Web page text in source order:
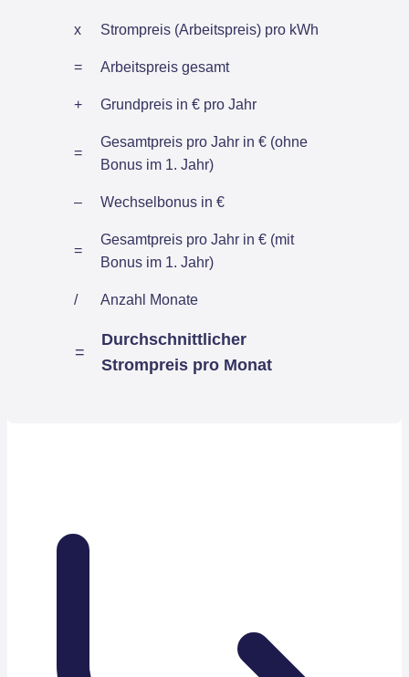
x Strompreis (Arbeitspreis) pro kWh
= Arbeitspreis gesamt
+ Grundpreis in € pro Jahr
=
Gesamtpreis pro Jahr in € (ohne
Bonus im 1. Jahr)
– Wechselbonus in €
=
Gesamtpreis pro Jahr in € (mit
Bonus im 1. Jahr)
/ Anzahl Monate
=
Durchschnittlicher
Strompreis pro Monat